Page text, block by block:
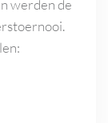
werden de